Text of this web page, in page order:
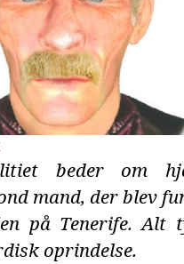
beder om
mand, der blev
på Tenerife. Alt
oprindelse.